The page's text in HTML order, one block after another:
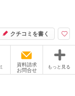
クチコミを書く
資料請求
お問合せ
もっと見る